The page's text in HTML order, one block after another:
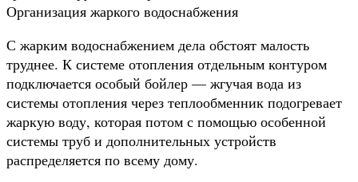
Организация жаркого водоснабжения
С жарким водоснабжением дела обстоят малость
труднее. К системе отопления отдельным контуром
подключается особый бойлер — жгучая вода из
системы отопления через теплообменник подогревает
жаркую воду, которая потом с помощью особенной
системы труб и дополнительных устройств
распределяется по всему дому.